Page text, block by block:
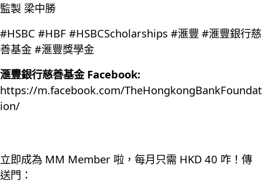
監製 梁中勝
#HSBC #HBF #HSBCScholarships #滙豐 #滙豐銀行慈
善基金 #滙豐獎學金
滙豐銀行慈善基金 Facebook:
https://m.facebook.com/TheHongkongBankFoundat
ion/
立即成為 MM Member 啦，每月只需 HKD 40 咋！傳
送門：